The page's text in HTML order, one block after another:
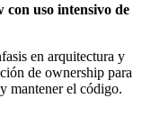
con uso intensivo de
en arquitectura y
de ownership para
mantener el código.